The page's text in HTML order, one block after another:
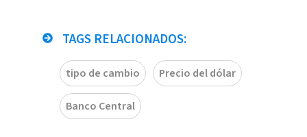
TAGS RELACIONADOS:
tipo de cambio Precio del dólar
Banco Central